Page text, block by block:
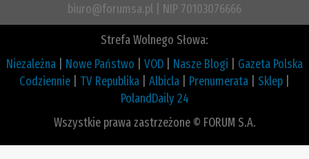
biuro@forumsa.pl | NIP 70103076666
Strefa Wolnego Słowa:
Niezależna
Nowe Państwo VOD Nasze Blogi
Gazeta Polska
Codziennie
TV Republika Albicla Prenumerata Sklep
PolandDaily 24
Wszystkie prawa zastrzeżone © FORUM S.A.